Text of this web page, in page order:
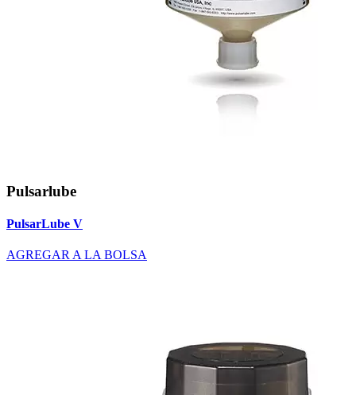
Pulsarlube
PulsarLube V
AGREGAR A LA BOLSA